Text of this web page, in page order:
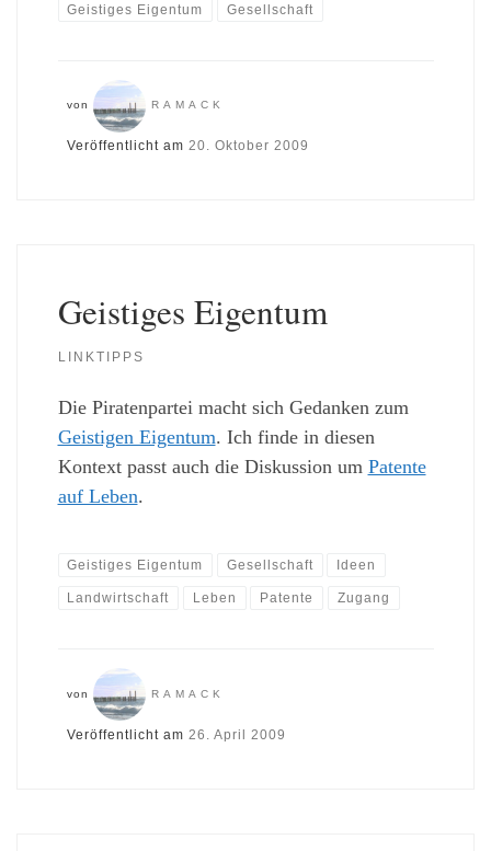
Geistiges Eigentum Gesellschaft
von RAMACK
Veröffentlicht am 20. Oktober 2009
Geistiges Eigentum
LINKTIPPS
Die Piratenpartei macht sich Gedanken zum
Geistigen Eigentum. Ich finde in diesen
Kontext passt auch die Diskussion um Patente
auf Leben.
Geistiges Eigentum Gesellschaft Ideen
Landwirtschaft Leben Patente Zugang
von RAMACK
Veröffentlicht am 26. April 2009